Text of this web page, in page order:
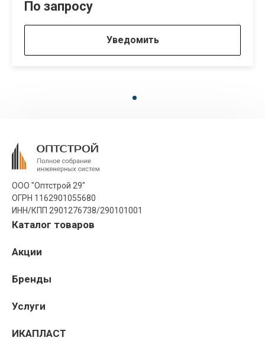
По запросу
Уведомить
ООО "Оптстрой 29"
ОГРН 1162901055680
ИНН/КПП 2901276738/290101001
Каталог товаров
Акции
Бренды
Услуги
ИКАПЛАСТ